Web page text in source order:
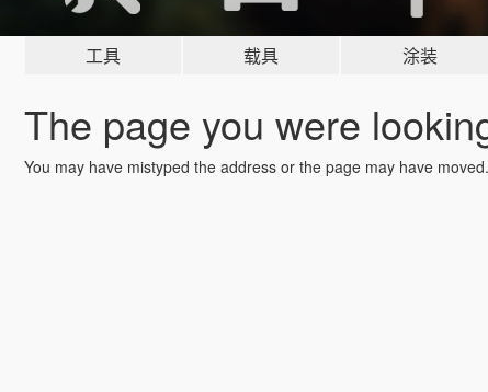
工具 载具 涂装
The page you were
You may have mistyped the address or the page may have moved.